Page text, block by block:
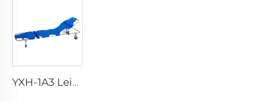
YXH-1A3 Leichtgewichtiger Faltbarer Notfalltrage für Patienten